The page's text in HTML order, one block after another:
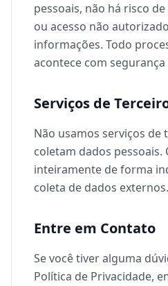
pessoais, não há risco
ou acesso não
informações. Todo
acontece com
Serviços de
Não usamos serviços de
coletam dados pessoais.
inteiramente de forma
coleta de dados externos.
Entre em Contato
Se você tiver alguma
Política de Privacidade,